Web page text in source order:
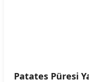
Patates Püresi